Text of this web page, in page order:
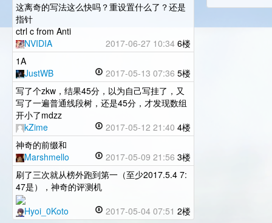
这离奇的写法这么快吗？重设置什么了？还是
指针
ctrl c from Anti
NVIDIA
2017-06-27 10:34 6楼
1A
JustWB
2017-05-13 07:36 5楼
写了个zkw，结果45分，以为自己写挂了，又
写了一遍普通线段树，还是45分，才发现数组
开小了mdzz
kZime
2017-05-12 21:40 4楼
神奇的前缀和
Marshmello
2017-05-09 21:56 3楼
刷了三次就从榜外跑到第一（至少2017.5.4 7:
47是），神奇的评测机
Hyoi_0Koto 2017-05-04 07:51 2楼